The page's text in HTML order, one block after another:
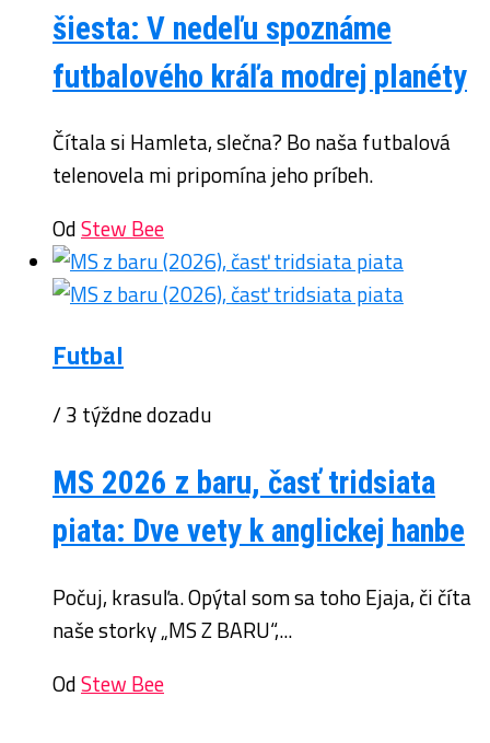
šiesta: V nedeľu spoznáme
futbalového kráľa modrej planéty
Čítala si Hamleta, slečna? Bo naša futbalová
telenovela mi pripomína jeho príbeh.
OdStew Bee
Futbal
/ 3 týždne dozadu
MS 2026 z baru, časť tridsiata
piata: Dve vety k anglickej hanbe
Počuj, krasuľa. Opýtal som sa toho Ejaja, či číta
naše storky „MS Z BARU“,...
OdStew Bee